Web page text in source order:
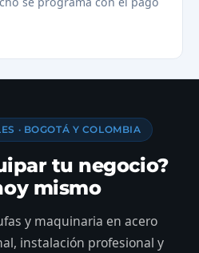
· BOGOTÁ Y COLOMBIA
tu negocio?
mismo
y maquinaria en acero
instalación profesional y